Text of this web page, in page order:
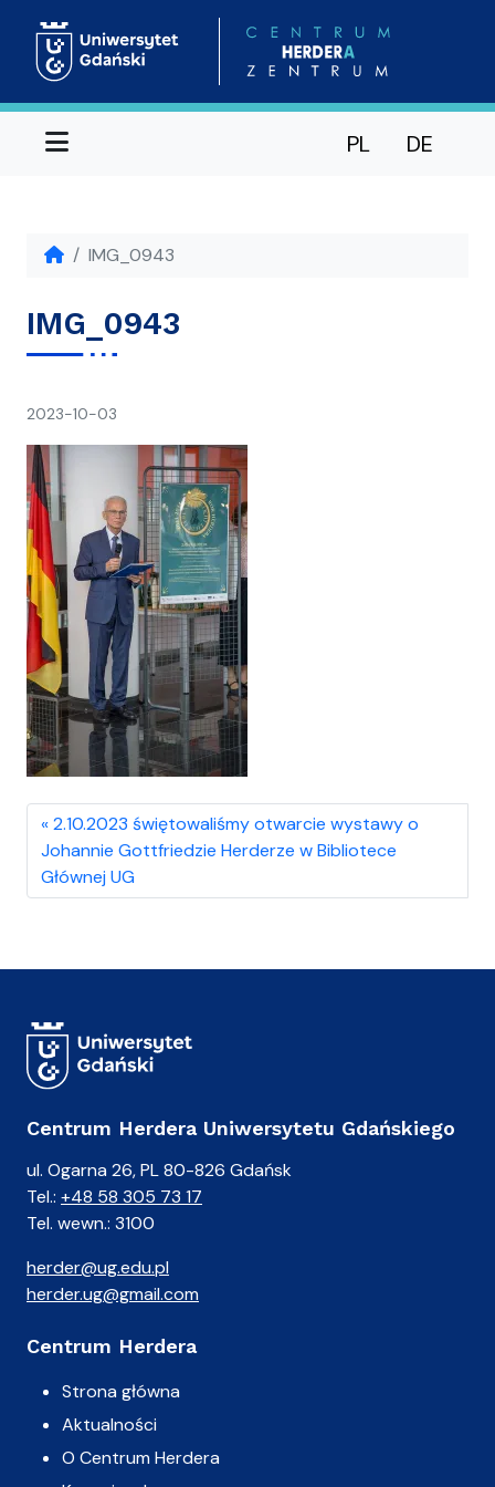
Menu PL DE
IMG_0943
IMG_0943
2023-10-03
2.10.2023 świętowaliśmy otwarcie wystawy o
Johannie Gottfriedzie Herderze w Bibliotece
Głównej UG
Centrum Herdera Uniwersytetu Gdańskiego
ul. Ogarna 26, PL 80-826 Gdańsk
Tel.: +48 58 305 73 17
Tel. wewn.: 3100
herder@ug.edu.pl
herder.ug@gmail.com
Centrum Herdera
Strona główna
Aktualności
O Centrum Herdera